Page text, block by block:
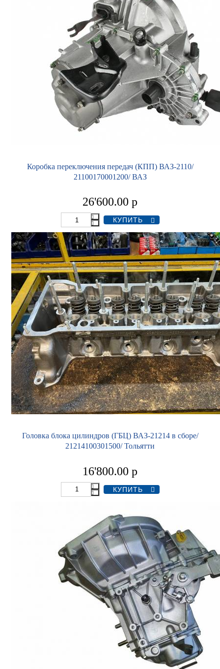
Коробка переключения передач (КПП) ВАЗ-2110/
21100170001200/ ВАЗ
26'600.00 р
Головка блока цилиндров (ГБЦ) ВАЗ-21214 в сборе/
21214100301500/ Тольятти
16'800.00 р